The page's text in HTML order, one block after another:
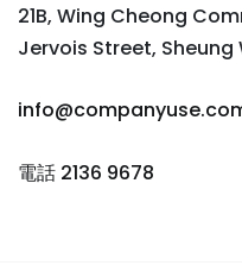
21B, Wing Cheong
Jervois Street, Sheung
電話 2136 9678